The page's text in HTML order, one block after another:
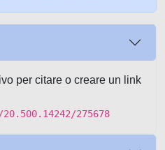
per citare o creare un link
275678